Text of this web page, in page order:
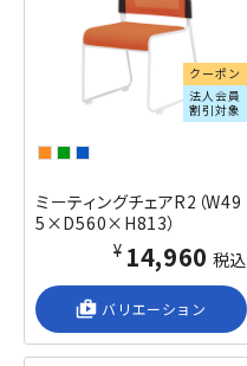
クーポン
法人会員
割引対象
ミーティングチェアR2（W49
5×D560×H813）
¥14,960 税込
shop_2 バリエーション